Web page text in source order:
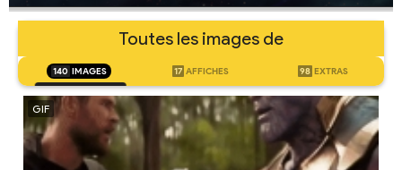
Toutes les images de
140 IMAGES 17 AFFICHES 98 EXTRAS